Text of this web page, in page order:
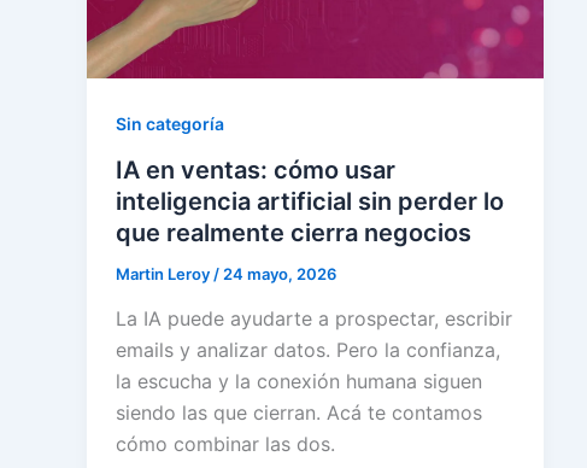
Sin categoría
IA en ventas: cómo usar
inteligencia artificial sin perder lo
que realmente cierra negocios
Martin Leroy / 24 mayo, 2026
La IA puede ayudarte a prospectar, escribir
emails y analizar datos. Pero la confianza,
la escucha y la conexión humana siguen
siendo las que cierran. Acá te contamos
cómo combinar las dos.